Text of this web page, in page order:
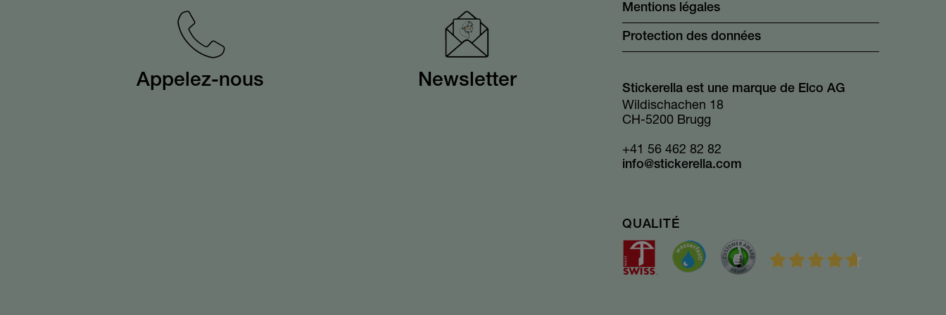
Appelez-nous Newsletter
Mentions légales
Protection des données
Stickerella est une marque de Elco AG
Wildischachen 18
CH-5200 Brugg
+41 56 462 82 82
info@stickerella.com
QUALITÉ